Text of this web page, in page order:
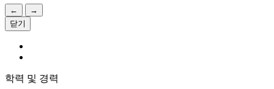
←
→
닫기
학력 및 경력